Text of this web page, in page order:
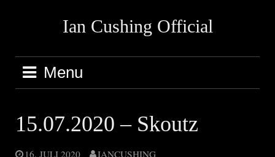
Ian Cushing Official
Menu
15.07.2020 – Skoutz
16. JULI 2020 IANCUSHING